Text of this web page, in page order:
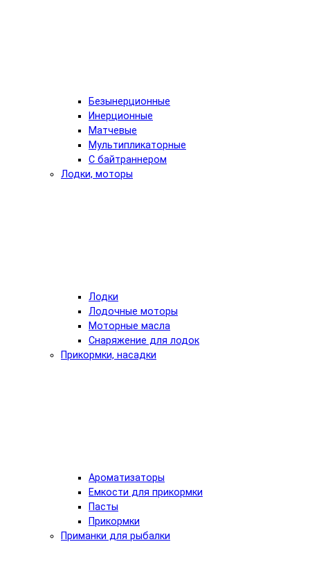
Безынерционные
Инерционные
Матчевые
Мультипликаторные
С байтраннером
Лодки, моторы
Лодки
Лодочные моторы
Моторные масла
Снаряжение для лодок
Прикормки, насадки
Ароматизаторы
Емкости для прикормки
Пасты
Прикормки
Приманки для рыбалки